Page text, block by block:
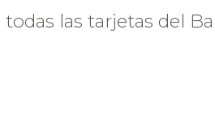
las tarjetas del